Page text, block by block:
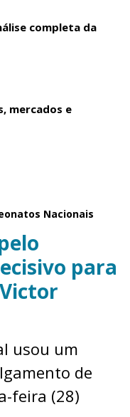
completa da
mercados e
Nacionais
para
usou um
de
feira (28)